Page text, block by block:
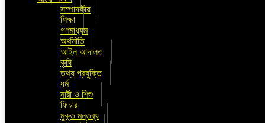
সম্পাদকীয়
শিক্ষা
গণমাধ্যম
অর্থনীতি
আইন আদালত
কৃষি
তথ্য প্রযুক্তি
ধর্ম
নারী ও শিশু
ফিচার
মুক্ত মন্তব্য